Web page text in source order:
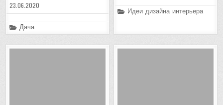
23.06.2020
Posted
in
Дача
Posted
in
Идеи дизайна интерьера